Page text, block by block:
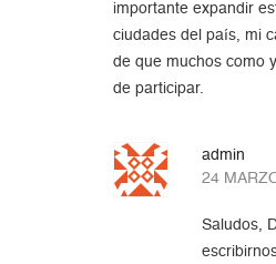
importante expandir
ciudades del país, mi
de que muchos como
de participar.
admin
24
Saludos,